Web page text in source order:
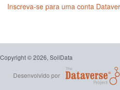
Inscreva-se para uma conta
Copyright © 2026, SoilData
Desenvolvido por